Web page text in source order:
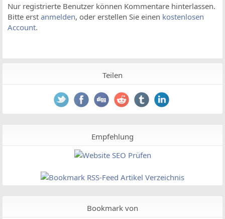
Nur registrierte Benutzer können Kommentare hinterlassen.
Bitte erst anmelden, oder erstellen Sie einen kostenlosen
Account.
Teilen
Empfehlung
Bookmark von